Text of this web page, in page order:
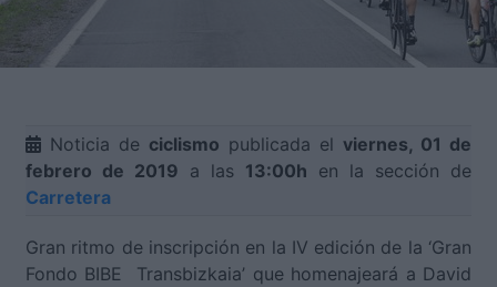
Noticia de ciclismo publicada el viernes, 01 de
febrero de 2019 a las 13:00h en la sección de
Carretera
Gran ritmo de inscripción en la IV edición de la ‘Gran
Fondo BIBE Transbizkaia’ que homenajeará a David